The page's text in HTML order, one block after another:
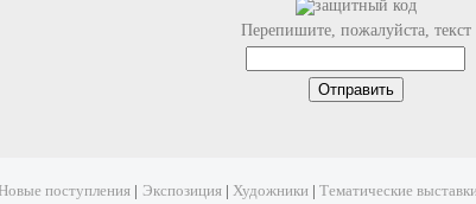
Перепишите, пожалуйста, текст
Новые поступления Экспозиция Художники
Тематические